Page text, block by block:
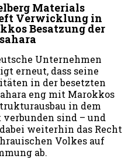
Materials
Verwicklung in
Besatzung der
Unternehmen
erneut, dass seine
in der besetzten
eng mit Marokkos
in dem
verbunden sind – und
weiterhin das Recht
Volkes auf
ab.